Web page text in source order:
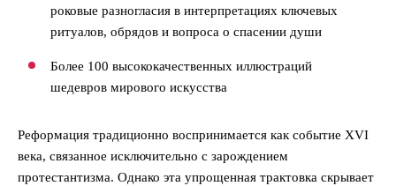
роковые разногласия в интерпретациях ключевых
ритуалов, обрядов и вопроса о спасении души
Более 100 высококачественных иллюстраций
шедевров мирового искусства
Реформация традиционно воспринимается как событие XVI
века, связанное исключительно с зарождением
протестантизма. Однако эта упрощенная трактовка скрывает